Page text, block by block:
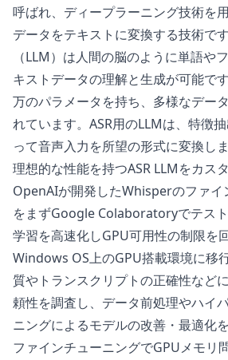
呼ばれ、ディープラーニング技術を
データをテキストに変換する技術で
（LLM）は人間の脳のように単語や
キストデータの理解と生成が可能で
万のパラメータを持ち、多様なデー
れています。ASR用のLLMは、特徴
って音声入力を所望の形式に変換しま
理想的な性能を持つASR LLMをカス
OpenAIが開発したWhisperのファイ
をまずGoogle Colaboratoryでテスト
学習を高速化しGPU可用性の制限を
Windows OS上のGPU搭載環境に移
質やトランスクリプトの正確性など
頼性を調査し、データ前処理やハイ
ニングによるモデルの改善・最適化
ファインチューニングでGPUメモリ